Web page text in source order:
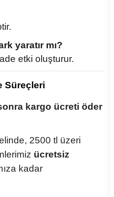
yaratır mı?
etki oluşturur.
Süreçleri
kargo ücreti öder
2500 tl üzeri
ücretsiz
kadar